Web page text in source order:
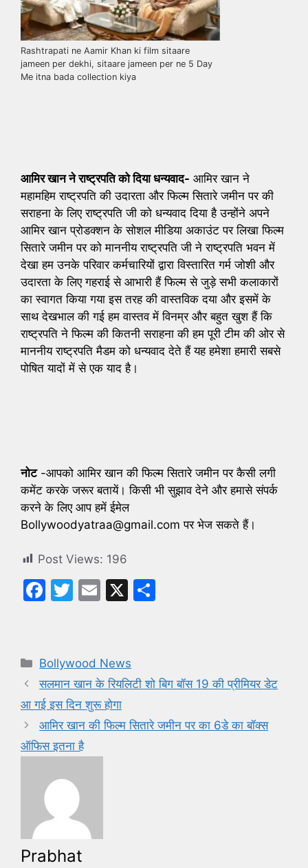
Rashtrapati ne Aamir Khan ki film sitaare
jameen per dekhi, sitaare jameen per ne 5 Day
Me itna bada collection kiya
आमिर खान ने राष्ट्रपति को दिया धन्यवाद- आमिर खान ने
महामहिम राष्ट्रपति की उदारता और फिल्म सितारे जमीन पर की
सराहना के लिए राष्ट्रपति जी को धन्यवाद दिया है उन्होंने अपने
आमिर खान प्रोडक्शन के सोशल मीडिया अकाउंट पर लिखा फिल्म
सितारे जमीन पर को माननीय राष्ट्रपति जी ने राष्ट्रपति भवन में
देखा हम उनके परिवार कर्मचारियों द्वारा विस्तारित गर्म जोशी और
उदारता के लिए गहराई से आभारी हैं फिल्म से जुड़े सभी कलाकारों
का स्वागत किया गया इस तरह की वास्तविक दया और इसमें के
साथ देखभाल की गई हम वास्तव में विनम्र और बहुत खुश हैं कि
राष्ट्रपति ने फिल्म की कितनी सराहना की हम पूरी टीम की ओर से
माननीय राष्ट्रपति मैडम को धन्यवाद देते हैं यह हमेशा हमारी सबसे
पोषित यादों में से एक याद है।
नोट-आपको आमिर खान की फिल्म सितारे जमीन पर कैसी लगी
कमेंट करके जरूर बतायें। किसी भी सुझाव देने और हमासे संपर्क
करने के लिए आप हमें ईमेल
Bollywoodyatraa@gmail.com पर भेज सकते हैं।
Post Views: 196
F
e
b
o
o
k
T
er
E
l
X
Categories
Bollywood News
सलमान खान के रियलिटी शो बिग बॉस 19 की प्रीमियर डेट
आ गई इस दिन शुरू होगा
आमिर खान की फिल्म सितारे जमीन पर का 6डे का बॉक्स
ऑफिस इतना है
Prabhat